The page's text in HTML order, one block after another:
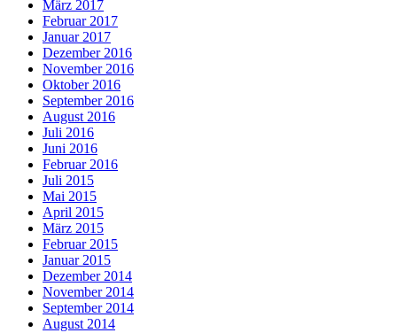
März 2017
Februar 2017
Januar 2017
Dezember 2016
November 2016
Oktober 2016
September 2016
August 2016
Juli 2016
Juni 2016
Februar 2016
Juli 2015
Mai 2015
April 2015
März 2015
Februar 2015
Januar 2015
Dezember 2014
November 2014
September 2014
August 2014